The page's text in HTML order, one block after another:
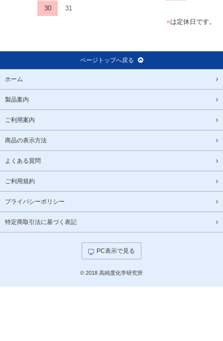
30
31
■は定休日です。
ページトップへ戻る
ホーム
製品案内
ご利用案内
商品の表示方法
よくある質問
ご利用規約
プライバシーポリシー
特定商取引法に基づく表記
PC表示で見る
© 2018 高純度化学研究所